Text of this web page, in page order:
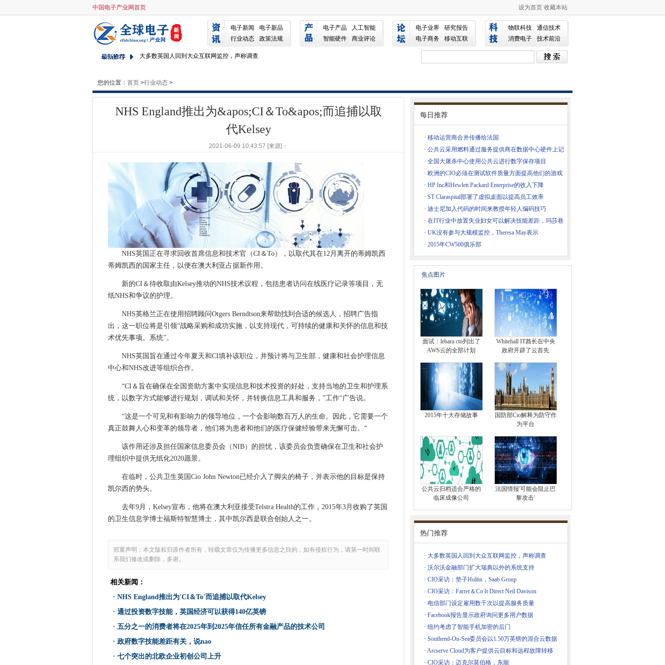
中国电子产业网首页 设为首页 收藏本站
电子新闻
电子新品
行业动态
政策法规
电子产品
人工智能
智能硬件
商业评论
电子业界
研究报告
电子商务
移动互联
物联科技
通信技术
消费电子
技术前沿
NHS England推出为'CI＆To'而追捕以取代Kelsey
面试：lebara cto列出了AWS云的全部计划
移动运营商合并传播给法国
大多数英国人回到大众互联网监控，声称调查
Whitehall IT酋长在中央政府开辟了云首先迎接云的挑战
公共云采用燃料通过服务提供商在数据中心硬件上记录花费
沃尔沃金融部门扩大瑞典以外的系统支持
全国大屠杀中心使用公共云进行数字保存项目
CIO采访：垫子Hultin，Saab Group
政府数字技能差距有关，说nao
国防部Cio解释为防守作为平台
CIO采访：Farrer＆Co It Direct Neil Davison
七个突出的北欧企业初创公司上升
公共云归档适合严格的临床成像公司
欧洲的CIO必须在测试软件质量方面提高他们的游戏
电信部门设定雇用数千次以提高服务质量
免费公共通信网络在纽约市推出
法国情报'可能会阻止巴黎攻击'
HP Inc和Hewlett Packard Enterprise的收入下降
CES 2016：连接驱动汽车行业的新商业模式
Oracle Q2 2015-16结果结果：强大的美元影响收入增长
纽约考虑了智能手机加密的后门
Gartner敦促CIO将“五年计划”的途径废除到数据中心投资
迪士尼加入代码的时间来教授年轻人编码技巧
Southend-On-Sea委员会以1.50万英镑的混合云数据中心刷新开始
DWP IP地址最终在Daesh，黑客声称
DDN Revamp添加SFA14K加上超融合和全闪存选项
在IT行业中放置失业妇女可以解决技能差距，玛莎巷福克斯说
挪威的Teliasonera演示了1Gbps 4.5G网络
UK没有参与大规模监控，Theresa May表示
CIO采访：迈克尔莫伯格，东能
邮局它支持电子邮件显示已知的地平线缺陷
2015年CW500俱乐部
GöteborgEnergi提供€40M的交易
Michael Dell确认没有EMC抛售
主敦促政府重新考虑国民身份证
案例分析：SEO启动使用Elastichosts的集装箱来解决云应用程序可伸缩性问题
国防部合作合同进入G-Cloud Sme Inovem
您的位置： 首页 >行业动态 >
NHS England推出为&apos;CI＆To&apos;而追捕以取
代Kelsey
2021-06-09 10:43:57 [来源]：
NHS英国正在寻求回收首席信息和技术官（CI＆To），以取代其在12月离开的蒂姆凯西
蒂姆凯西的国家主任，以便在澳大利亚占据新作用。
新的CI＆待收取由Kelsey推动的NHS技术议程，包括患者访问在线医疗记录等项目，无
纸NHS和争议的护理。
NHS英格兰正在使用招聘顾问Otgers Berndtson来帮助找到合适的候选人，招聘广告指
出，这一职位将是引领“战略采购和成功实施，以支持现代，可持续的健康和关怀的信息和技
术优先事项。系统”。
NHS英国旨在通过今年夏天和CI填补该职位，并预计将与卫生部，健康和社会护理信息
中心和NHS改进等组织合作。
“CI＆旨在确保在全国资助方案中实现信息和技术投资的好处，支持当地的卫生和护理系
统，以数字方式能够进行规划，调试和关怀，并转换信息工具和服务，”工作“广告说。
“这是一个可见和有影响力的领导地位，一个会影响数百万人的生命。因此，它需要一个
真正鼓舞人心和变革的领导者，他们将为患者和他们的医疗保健经验带来无懈可击。“
该作用还涉及担任国家信息委员会（NIB）的担忧，该委员会负责确保在卫生和社会护
理组织中提供无纸化2020愿景。
在临时，公共卫生英国Cio John Newton已经介入了脚尖的椅子，并表示他的目标是保持
凯尔西的势头。
去年9月，Kelsey宣布，他将在澳大利亚接受Telstra Health的工作，2015年3月收购了英国
的卫生信息学博士福斯特智慧博士，其中凯尔西是联合创始人之一。
郑重声明：本文版权归原作者所有，转载文章仅为传播更多信息之目的，如有侵权行为，请第一时间联
系我们修改或删除，多谢。
相关新闻：
· NHS England推出为'CI＆To'而追捕以取代Kelsey
· 通过投资数字技能，英国经济可以获得140亿英镑
· 五分之一的消费者将在2025年到2025年信任所有金融产品的技术公司
· 政府数字技能差距有关，说nao
· 七个突出的北欧企业初创公司上升
每日推荐
· 移动运营商合并传播给法国
· 公共云采用燃料通过服务提供商在数据中心硬件上记
· 全国大屠杀中心使用公共云进行数字保存项目
· 欧洲的CIO必须在测试软件质量方面提高他们的游戏
· HP Inc和Hewlett Packard Enterprise的收入下降
· ST Claraspital部署了虚拟桌面以提高员工效率
· 迪士尼加入代码的时间来教授年轻人编码技巧
· 在IT行业中放置失业妇女可以解决技能差距，玛莎巷
· UK没有参与大规模监控，Theresa May表示
· 2015年CW500俱乐部
焦点图片
面试：lebara cto列出了
AWS云的全部计划
Whitehall IT酋长在中央
政府开辟了云首先
2015年十大存储故事
国防部Cio解释为防守作
为平台
公共云归档适合严格的
临床成像公司
法国情报'可能会阻止巴
黎攻击'
热门推荐
· 大多数英国人回到大众互联网监控，声称调查
· 沃尔沃金融部门扩大瑞典以外的系统支持
· CIO采访：垫子Hultin，Saab Group
· CIO采访：Farrer＆Co It Direct Neil Davison
· 电信部门设定雇用数千次以提高服务质量
· Facebook报告显示政府询问更多用户数据
· 纽约考虑了智能手机加密的后门
· Southend-On-Sea委员会以1.50万英镑的混合云数据
· Arcserve Cloud为客户提供云目标和远程故障转移
· CIO采访：迈克尔莫伯格，东能